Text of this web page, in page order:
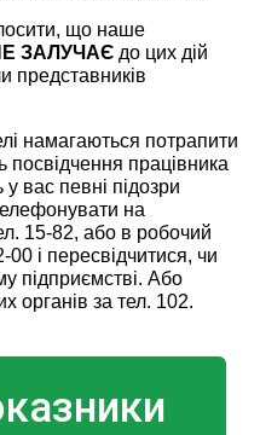
що наше
ЗАЛУЧАЄ до цих дій
представників
намагаються потрапити
посвідчення працівника
вас певні підозри
на
15-82, або в робочий
00 і пересвідчитися, чи
підприємстві. Або
органів за тел. 102.